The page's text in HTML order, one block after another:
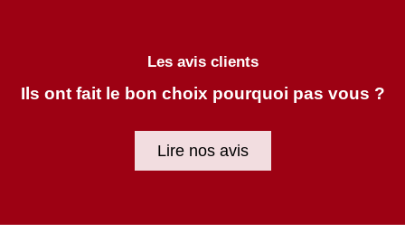
Les avis clients
Ils ont fait le bon choix pourquoi pas vous ?
Lire nos avis